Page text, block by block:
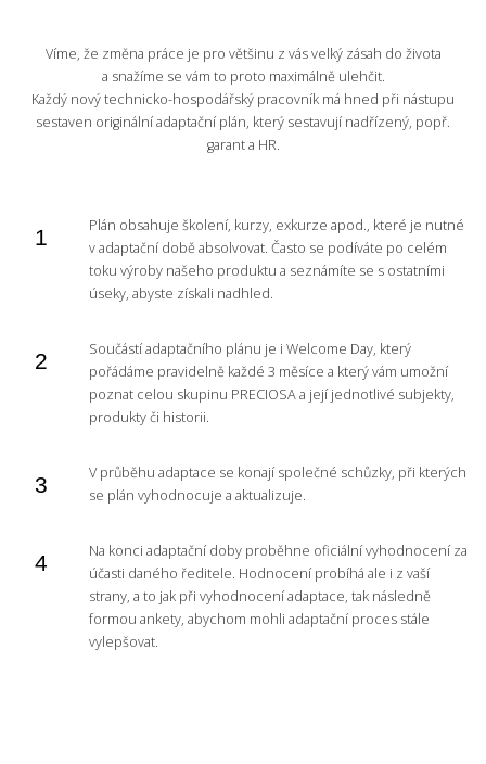
Víme, že změna práce je pro většinu z vás velký zásah do života
a snažíme se vám to proto maximálně ulehčit.
Každý nový technicko-hospodářský pracovník má hned při nástupu
sestaven originální adaptační plán, který sestavují nadřízený, popř.
garant a HR.
Plán obsahuje školení, kurzy, exkurze apod., které je nutné
v adaptační době absolvovat. Často se podíváte po celém
toku výroby našeho produktu a seznámíte se s ostatními
úseky, abyste získali nadhled.
Součástí adaptačního plánu je i Welcome Day, který
pořádáme pravidelně každé 3 měsíce a který vám umožní
poznat celou skupinu PRECIOSA a její jednotlivé subjekty,
produkty či historii.
V průběhu adaptace se konají společné schůzky, při kterých
se plán vyhodnocuje a aktualizuje.
Na konci adaptační doby proběhne oficiální vyhodnocení za
účasti daného ředitele. Hodnocení probíhá ale i z vaší
strany, a to jak při vyhodnocení adaptace, tak následně
formou ankety, abychom mohli adaptační proces stále
vylepšovat.